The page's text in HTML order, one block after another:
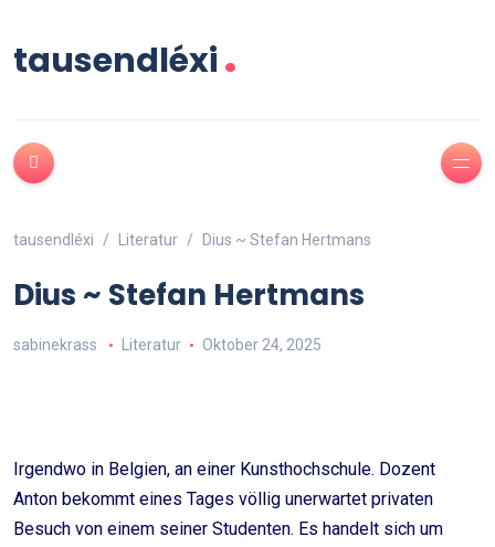
tausendléxi.
tausendléxi Literatur Dius ~ Stefan Hertmans
Dius ~ Stefan Hertmans
sabinekrass Literatur Oktober 24, 2025
Irgendwo in Belgien, an einer Kunsthochschule. Dozent
Anton bekommt eines Tages völlig unerwartet privaten
Besuch von einem seiner Studenten. Es handelt sich um